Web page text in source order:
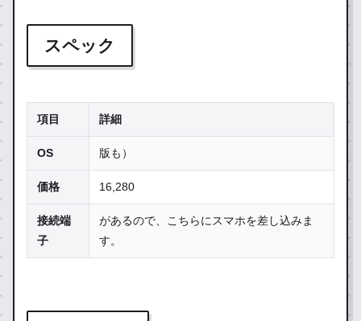
スペック
項目 詳細
OS 版も）
価格 16,280
接続端
子
があるので、こちらにスマホを差し込みま
す。